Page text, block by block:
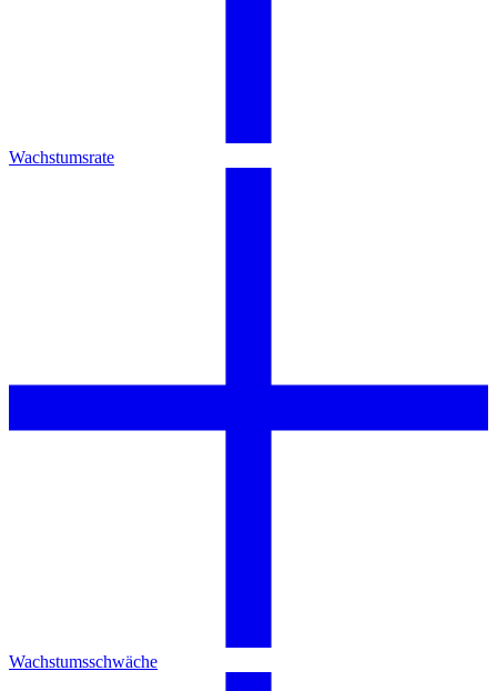
Wachstumsrate
Wachstumsschwäche